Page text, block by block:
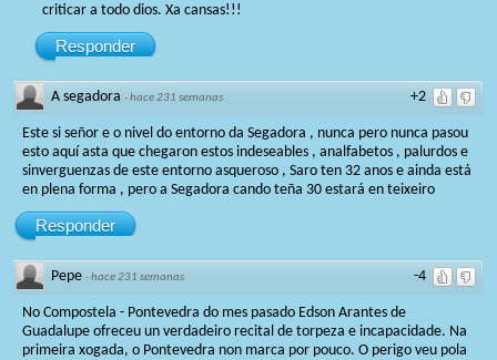
criticar a todo dios. Xa cansas!!!
Responder
+2
A segadora ·hace 231 semanas
Este si señor e o nivel do entorno da Segadora , nunca pero nunca pasou
esto aquí asta que chegaron estos indeseables , analfabetos , palurdos e
sinverguenzas de este entorno asqueroso , Saro ten 32 anos e ainda está
en plena forma , pero a Segadora cando teña 30 estará en teixeiro
Responder
-4
Pepe ·hace 231 semanas
No Compostela - Pontevedra do mes pasado Edson Arantes de
Guadalupe ofreceu un verdadeiro recital de torpeza e incapacidade. Na
primeira xogada, o Pontevedra non marca por pouco. O perigo veu pola